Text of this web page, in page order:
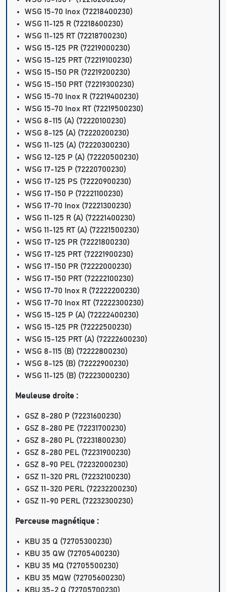
WSG 15-70 Inox (72218400230)
WSG 11-125 R (72218600230)
WSG 11-125 RT (72218700230)
WSG 15-125 PR (72219000230)
WSG 15-125 PRT (72219100230)
WSG 15-150 PR (72219200230)
WSG 15-150 PRT (72219300230)
WSG 15-70 Inox R (72219400230)
WSG 15-70 Inox RT (72219500230)
WSG 8-115 (A) (72220100230)
WSG 8-125 (A) (72220200230)
WSG 11-125 (A) (72220300230)
WSG 12-125 P (A) (72220500230)
WSG 17-125 P (72220700230)
WSG 17-125 PS (72220900230)
WSG 17-150 P (72221100230)
WSG 17-70 Inox (72221300230)
WSG 11-125 R (A) (72221400230)
WSG 11-125 RT (A) (72221500230)
WSG 17-125 PR (72221800230)
WSG 17-125 PRT (72221900230)
WSG 17-150 PR (72222000230)
WSG 17-150 PRT (72222100230)
WSG 17-70 Inox R (72222200230)
WSG 17-70 Inox RT (72222300230)
WSG 15-125 P (A) (72222400230)
WSG 15-125 PR (72222500230)
WSG 15-125 PRT (A) (72222600230)
WSG 8-115 (B) (72222800230)
WSG 8-125 (B) (72222900230)
WSG 11-125 (B) (72223000230)
Meuleuse droite :
GSZ 8-280 P (72231600230)
GSZ 8-280 PE (72231700230)
GSZ 8-280 PL (72231800230)
GSZ 8-280 PEL (72231900230)
GSZ 8-90 PEL (72232000230)
GSZ 11-320 PRL (72232100230)
GSZ 11-320 PERL (72232200230)
GSZ 11-90 PERL (72232300230)
Perceuse magnétique :
KBU 35 Q (72705300230)
KBU 35 QW (72705400230)
KBU 35 MQ (72705500230)
KBU 35 MQW (72705600230)
KBU 35-2 Q (72705700230)